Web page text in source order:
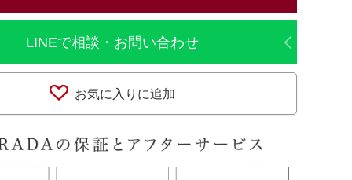
LINEで相談・お問い合わせ
お気に入りに追加